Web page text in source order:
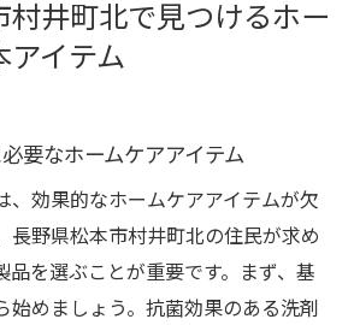
用品の効果的な使い方
できるホームケアの便利アイテ
と便利なホームケア必需品
せたホームケア用品の選び方
の健康ニーズに応じた製品選び
井町北で見つけるホー
アイテム
要なホームケアアイテム
、効果的なホームケアアイテムが欠
長野県松本市村井町北の住民が求め
品を選ぶことが重要です。まず、基
始めましょう。抗菌効果のある洗剤